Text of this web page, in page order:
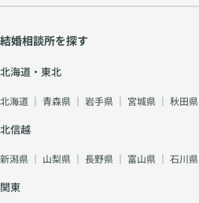
結婚相談所を探す
北海道・東北
北海道 ｜ 青森県 ｜ 岩手県 ｜ 宮城県 ｜ 秋田県
北信越
新潟県 ｜ 山梨県 ｜ 長野県 ｜ 富山県 ｜ 石川県
関東